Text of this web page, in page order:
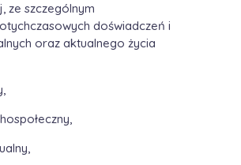
ze szczególnym
doświadczeń i
oraz aktualnego życia